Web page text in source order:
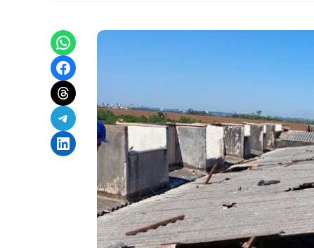
Share on WhatsApp
Share on Facebook
Share on Threads
Share on Telegram
Share on LinkedIn